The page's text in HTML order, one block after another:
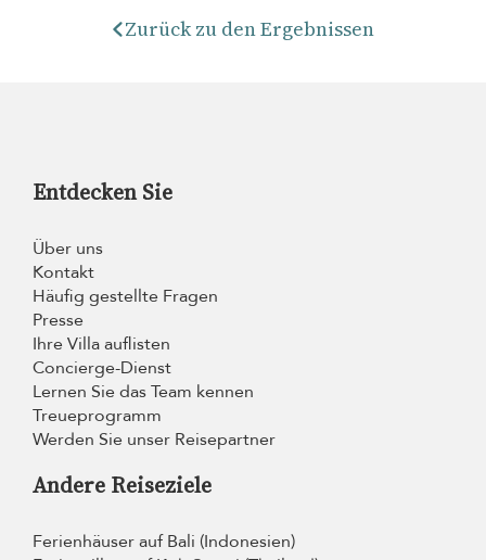
Zurück zu den Ergebnissen
Entdecken Sie
Über uns
Kontakt
Häufig gestellte Fragen
Presse
Ihre Villa auflisten
Concierge-Dienst
Lernen Sie das Team kennen
Treueprogramm
Werden Sie unser Reisepartner
Andere Reiseziele
Ferienhäuser auf Bali (Indonesien)